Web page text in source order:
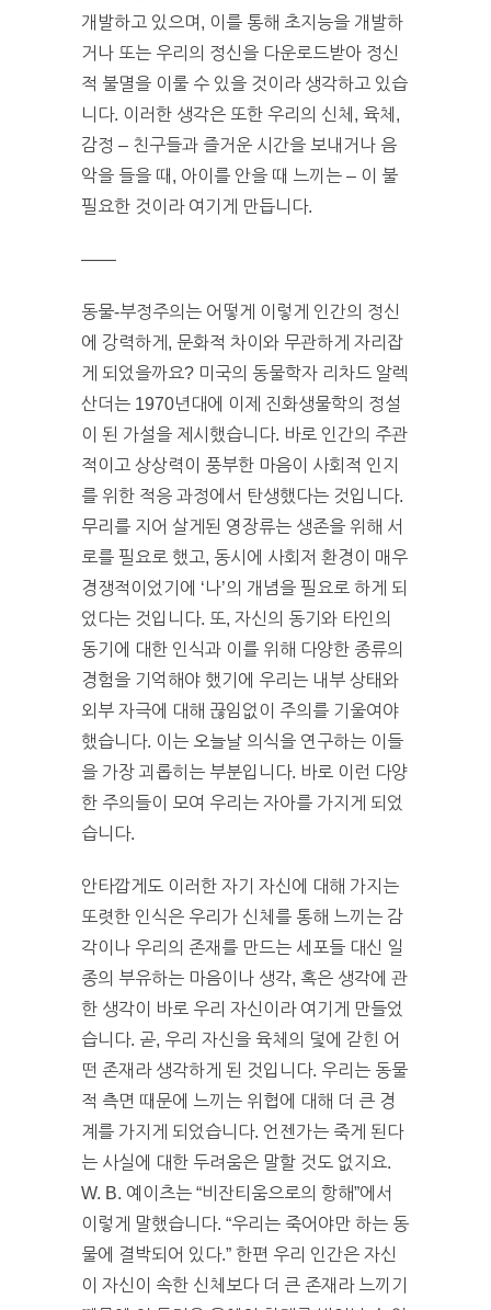
개발하고 있으며, 이를 통해 초지능을 개발하
거나 또는 우리의 정신을 다운로드받아 정신
적 불멸을 이룰 수 있을 것이라 생각하고 있습
니다. 이러한 생각은 또한 우리의 신체, 육체,
감정 – 친구들과 즐거운 시간을 보내거나 음
악을 들을 때, 아이를 안을 때 느끼는 – 이 불
필요한 것이라 여기게 만듭니다.
——
동물-부정주의는 어떻게 이렇게 인간의 정신
에 강력하게, 문화적 차이와 무관하게 자리잡
게 되었을까요? 미국의 동물학자 리차드 알렉
산더는 1970년대에 이제 진화생물학의 정설
이 된 가설을 제시했습니다. 바로 인간의 주관
적이고 상상력이 풍부한 마음이 사회적 인지
를 위한 적응 과정에서 탄생했다는 것입니다.
무리를 지어 살게된 영장류는 생존을 위해 서
로를 필요로 했고, 동시에 사회저 환경이 매우
경쟁적이었기에 ‘나’의 개념을 필요로 하게 되
었다는 것입니다. 또, 자신의 동기와 타인의
동기에 대한 인식과 이를 위해 다양한 종류의
경험을 기억해야 했기에 우리는 내부 상태와
외부 자극에 대해 끊임없이 주의를 기울여야
했습니다. 이는 오늘날 의식을 연구하는 이들
을 가장 괴롭히는 부분입니다. 바로 이런 다양
한 주의들이 모여 우리는 자아를 가지게 되었
습니다.
안타깝게도 이러한 자기 자신에 대해 가지는
또렷한 인식은 우리가 신체를 통해 느끼는 감
각이나 우리의 존재를 만드는 세포들 대신 일
종의 부유하는 마음이나 생각, 혹은 생각에 관
한 생각이 바로 우리 자신이라 여기게 만들었
습니다. 곧, 우리 자신을 육체의 덫에 갇힌 어
떤 존재라 생각하게 된 것입니다. 우리는 동물
적 측면 때문에 느끼는 위협에 대해 더 큰 경
계를 가지게 되었습니다. 언젠가는 죽게 된다
는 사실에 대한 두려움은 말할 것도 없지요.
W. B. 예이츠는 “비잔티움으로의 항해”에서
이렇게 말했습니다. “우리는 죽어야만 하는 동
물에 결박되어 있다.” 한편 우리 인간은 자신
이 자신이 속한 신체보다 더 큰 존재라 느끼기